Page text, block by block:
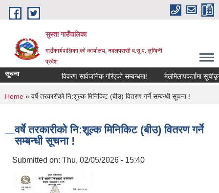
Skip to main content
सुस्ता गाउँपालिका
गाउँकार्यपालिका काे कार्यालय, नवलपरासी ब.सु.प. लुम्बिनी
प्रदेश
सूचना विवरण सार्वजनिक गरिएको सम्बन्धमा! मेलमिलापकर्तामा
You are here
Home » वर्षे तरकारीको नि:शूल्क मिनिकिट (बीउ) वितरण गर्ने सम्बन्धी सूचना !
वर्षे तरकारीको नि:शूल्क मिनिकिट (बीउ) वितरण गर्ने
सम्बन्धी सूचना !
Submitted on: Thu, 02/05/2026 - 15:40